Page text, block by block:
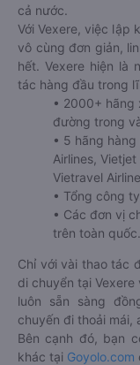
cả nước.
Với Vexere, việc lập
vô cùng đơn giản,
hết. Vexere hiện là
tác hàng đầu trong
• 2000+
đường trong
• 5 hãng
Airlines,
Vietravel
• Tổng công
• Các đơn vị
trên toàn quốc.
Chỉ với vài thao tác
di chuyển tại
luôn sẵn sàng
chuyến đi thoải mái,
Bên cạnh đó, bạn
khác tại Goyolo.com